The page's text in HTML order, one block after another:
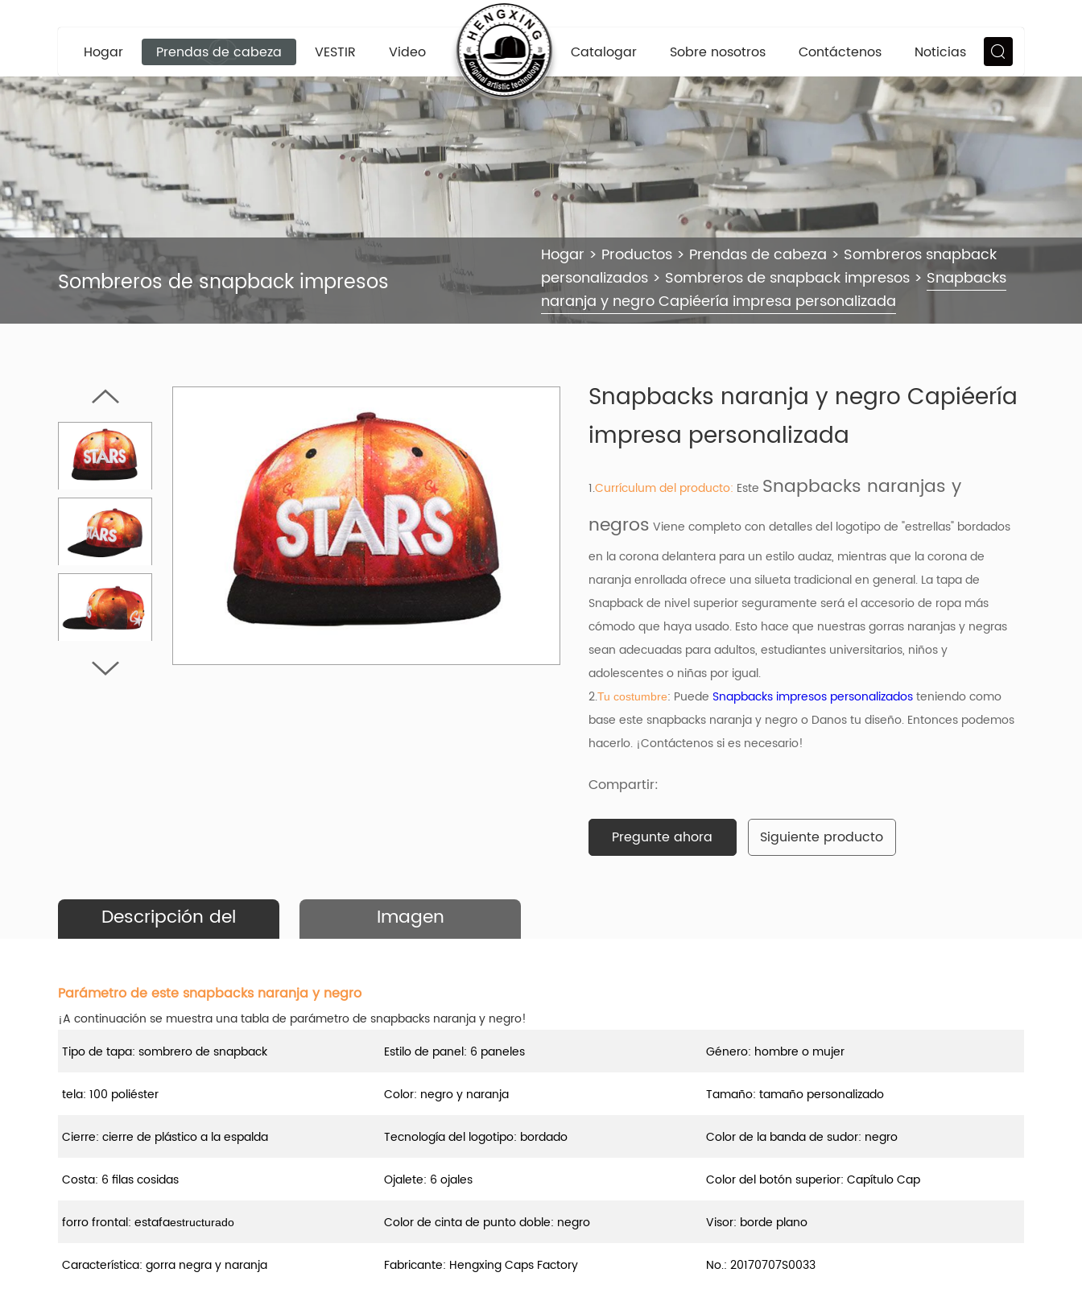
Hogar Prendas de cabeza VESTIR Video Catalogar Sobre nosotros Contáctenos Noticias
Sombreros de snapback impresos
Hogar > Productos > Prendas de cabeza > Sombreros snapback
personalizados > Sombreros de snapback impresos > Snapbacks
naranja y negro Capiéería impresa personalizada
Snapbacks naranja y negro Capiéería
impresa personalizada
1.Currículum del producto: Este Snapbacks naranjas y
negros Viene completo con detalles del logotipo de "estrellas" bordados
en la corona delantera para un estilo audaz, mientras que la corona de
naranja enrollada ofrece una silueta tradicional en general. La tapa de
Snapback de nivel superior seguramente será el accesorio de ropa más
cómodo que haya usado. Esto hace que nuestras gorras naranjas y negras
sean adecuadas para adultos, estudiantes universitarios, niños y
adolescentes o niñas por igual.
2.Tu costumbre: Puede Snapbacks impresos personalizadosteniendo como
base este snapbacks naranja y negro o Danos tu diseño. Entonces podemos
hacerlo. ¡Contáctenos si es necesario!
Compartir:
Pregunte ahora Siguiente producto
Descripción del
Imagen
Parámetro de este snapbacks naranja y negro
¡A continuación se muestra una tabla de parámetro de snapbacks naranja y negro!
Tipo de tapa: sombrero de snapback
Estilo de panel: 6 paneles Género: hombre o mujer
tela: 100 poliéster Color: negro y naranja Tamaño: tamaño personalizado
Cierre: cierre de plástico a la espalda Tecnología del logotipo: bordado Color de la banda de sudor: negro
Costa: 6 filas cosidas Ojalete: 6 ojales Color del botón superior: Capítulo Cap
forro frontal: estafaestructurado Color de cinta de punto doble: negro Visor: borde plano
Característica: gorra negra y naranja Fabricante: Hengxing Caps Factory No.: 20170707S0033